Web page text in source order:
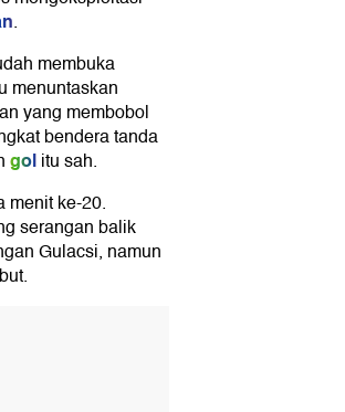
.
membuka
menuntaskan
yang membobol
bendera tanda
golitu sah.
menit ke-20.
serangan balik
Gulacsi, namun